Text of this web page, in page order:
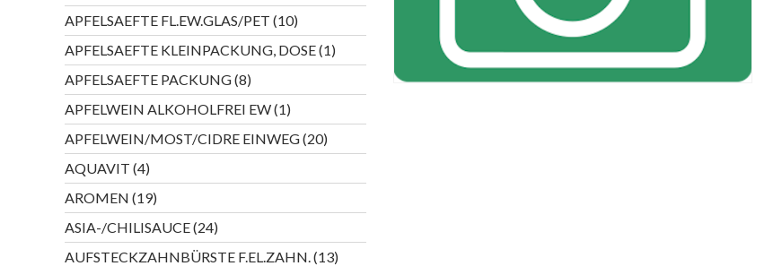
Produkte
APFELSAEFTE FL.EW.GLAS/PET 1010
Produkte
APFELSAEFTE KLEINPACKUNG, DOSE 11
Produkt
APFELSAEFTE PACKUNG 88
Produkte
APFELWEIN ALKOHOLFREI EW 11
Produkt
APFELWEIN/MOST/CIDRE EINWEG 2020
Produkte
AQUAVIT 44
Produkte
AROMEN 1919
Produkte
ASIA-/CHILISAUCE 2424
Produkte
AUFSTECKZAHNBÜRSTE F.EL.ZAHN. 1313